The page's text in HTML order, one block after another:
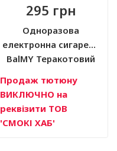
295 грн
Одноразова
електронна сигарета
BalMY Теракотовий
Продаж тютюну
ВИКЛЮЧНО на
реквізити ТОВ
'СМОКІ ХАБ'